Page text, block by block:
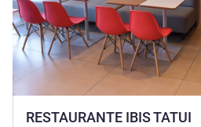
RESTAURANTE IBIS TATUI